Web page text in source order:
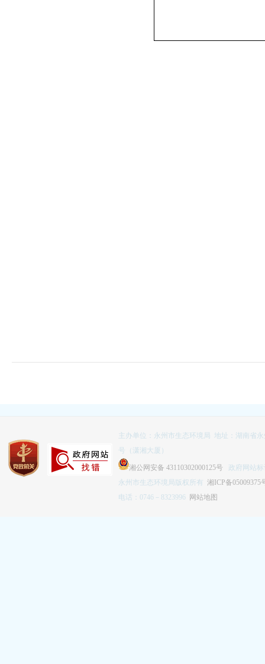
主办单位：永州市生态环境局 地址：湖南省
号（潇湘大厦）
湘公网安备 43110302000125号 政府网站标
永州市生态环境局版权所有 湘ICP备05009375
电话：0746－8323996 网站地图